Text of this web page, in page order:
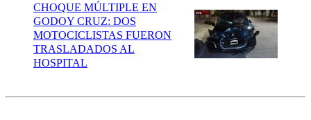
CHOQUE MÚLTIPLE EN
GODOY CRUZ: DOS
MOTOCICLISTAS FUERON
TRASLADADOS AL
HOSPITAL